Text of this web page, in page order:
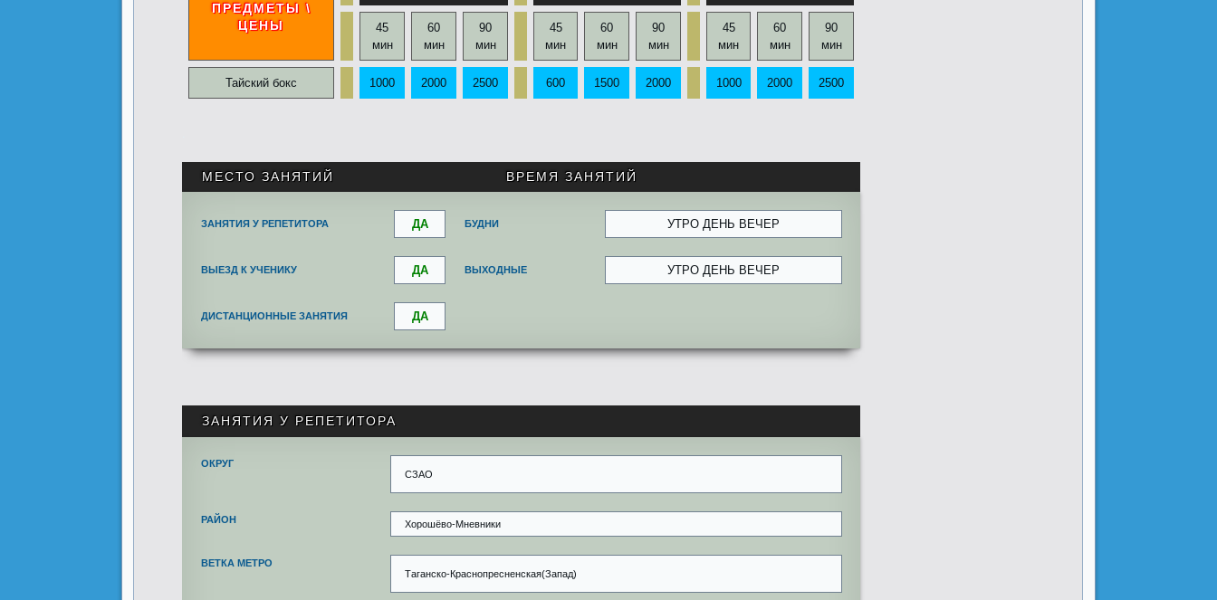
ПРЕДМЕТЫ \
ЦЕНЫ
45
мин
60
мин
90
мин
45
мин
60
мин
90
мин
45
мин
60
мин
90
мин
Тайский бокс 1000 2000 2500 600 1500 2000 1000 2000 2500
МЕСТО ЗАНЯТИЙ ВРЕМЯ ЗАНЯТИЙ
ЗАНЯТИЯ У РЕПЕТИТОРА ДА БУДНИ УТРО ДЕНЬ ВЕЧЕР
ВЫЕЗД К УЧЕНИКУ ДА ВЫХОДНЫЕ УТРО ДЕНЬ ВЕЧЕР
ДИСТАНЦИОННЫЕ ЗАНЯТИЯ ДА
ЗАНЯТИЯ У РЕПЕТИТОРА
ОКРУГ
СЗАО
РАЙОН Хорошёво-Мневники
ВЕТКА МЕТРО
Таганско-Краснопресненская(Запад)